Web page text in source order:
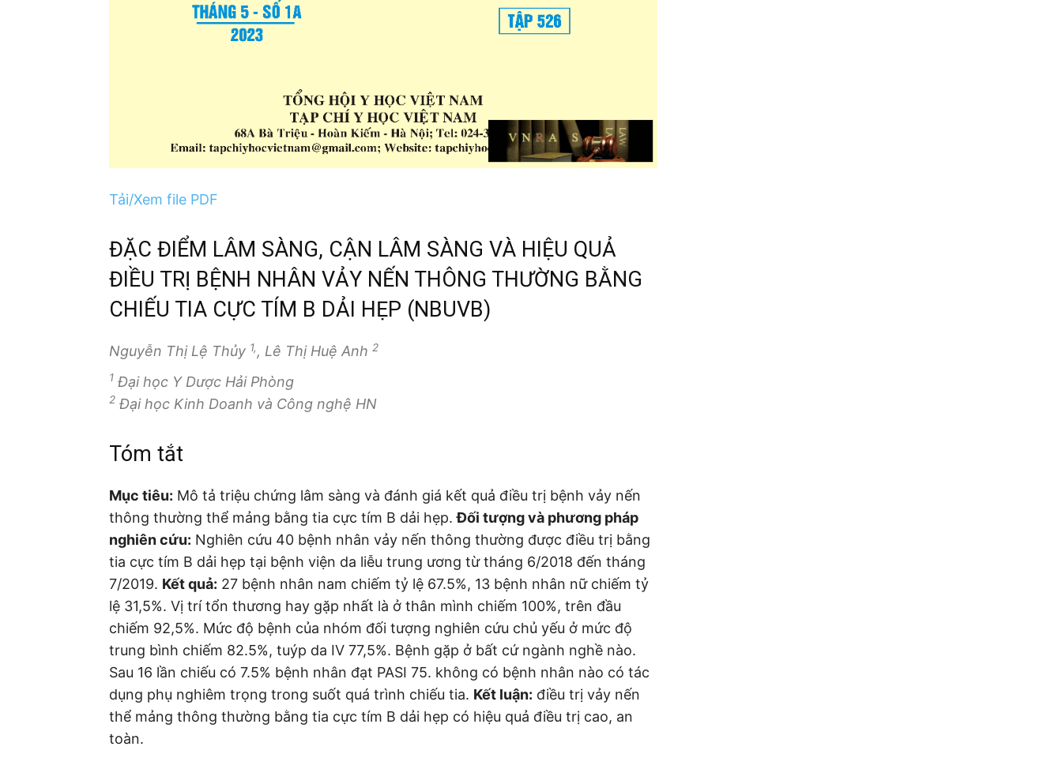
Tải/Xem file PDF
ĐẶC ĐIỂM LÂM SÀNG, CẬN LÂM SÀNG VÀ HIỆU QUẢ
ĐIỀU TRỊ BỆNH NHÂN VẢY NẾN THÔNG THƯỜNG BẰNG
CHIẾU TIA CỰC TÍM B DẢI HẸP (NBUVB)
Nguyễn Thị Lệ Thủy 1,, Lê Thị Huệ Anh 2
1 Đại học Y Dược Hải Phòng
2 Đại học Kinh Doanh và Công nghệ HN
Tóm tắt
Mục tiêu: Mô tả triệu chứng lâm sàng và đánh giá kết quả điều trị bệnh vảy nến
thông thường thể mảng bằng tia cực tím B dải hẹp.Đối tượng và phương pháp
nghiên cứu: Nghiên cứu 40 bệnh nhân vảy nến thông thường được điều trị bằng
tia cực tím B dải hẹp tại bệnh viện da liễu trung ương từ tháng 6/2018 đến tháng
7/2019. Kết quả: 27 bệnh nhân nam chiếm tỷ lệ 67.5%, 13 bệnh nhân nữ chiếm tỷ
lệ 31,5%. Vị trí tổn thương hay gặp nhất là ở thân mình chiếm 100%, trên đầu
chiếm 92,5%. Mức độ bệnh của nhóm đối tượng nghiên cứu chủ yếu ở mức độ
trung bình chiếm 82.5%, tuýp da IV 77,5%. Bệnh gặp ở bất cứ ngành nghề nào.
Sau 16 lần chiếu có 7.5% bệnh nhân đạt PASI 75. không có bệnh nhân nào có tác
dụng phụ nghiêm trọng trong suốt quá trình chiếu tia. Kết luận: điều trị vảy nến
thể mảng thông thường bằng tia cực tím B dải hẹp có hiệu quả điều trị cao, an
toàn.